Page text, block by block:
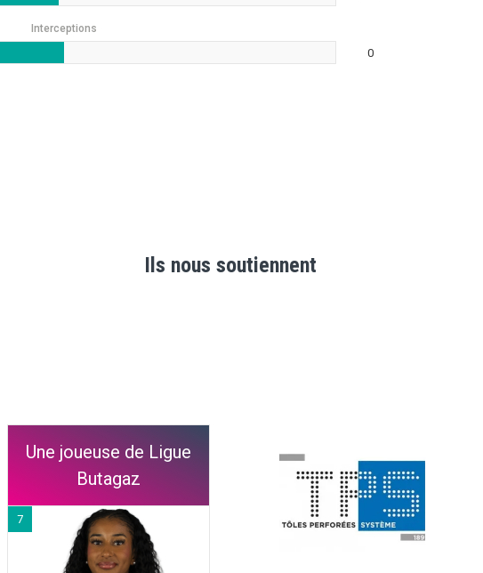
Interceptions
0
Ils nous soutiennent
Une joueuse de Ligue
Butagaz
7